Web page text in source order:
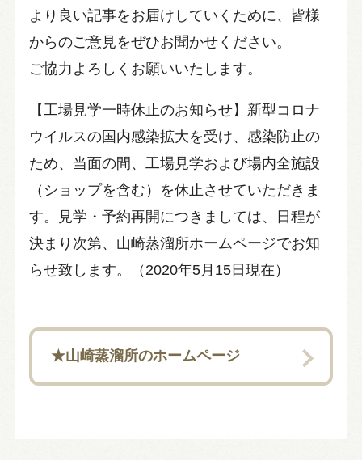
より良い記事をお届けしていくために、皆様
からのご意見をぜひお聞かせください。
ご協力よろしくお願いいたします。
【工場見学一時休止のお知らせ】新型コロナ
ウイルスの国内感染拡大を受け、感染防止の
ため、当面の間、工場見学および場内全施設
（ショップを含む）を休止させていただきま
す。見学・予約再開につきましては、日程が
決まり次第、山崎蒸溜所ホームページでお知
らせ致します。（2020年5月15日現在）
★山崎蒸溜所のホームページ